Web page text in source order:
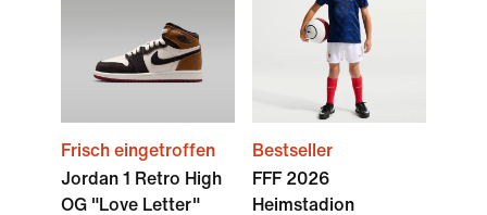
Frisch eingetroffen
Jordan 1 Retro High
OG "Love Letter"
Bestseller
FFF 2026
Heimstadion